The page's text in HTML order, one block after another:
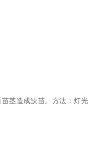
茎造成缺苗。方法：灯光